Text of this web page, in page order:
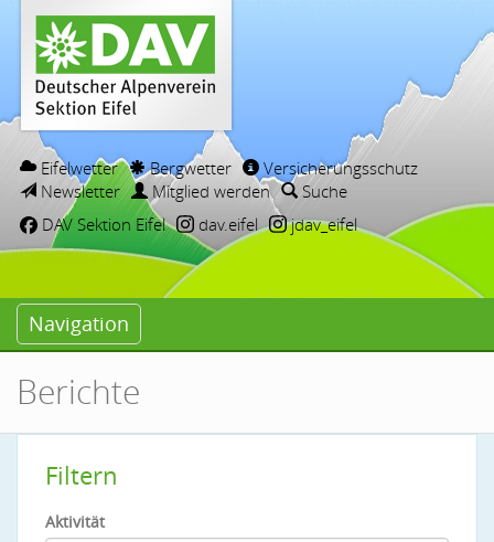
Eifelwetter Bergwetter
Versicherungsschutz
Newsletter
Mitglied werden
Suche
DAV Sektion Eifel
dav.eifel jdav_eifel
Navigation
Berichte
Filtern
Aktivität